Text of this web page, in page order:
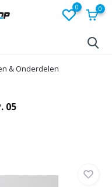
0 0
& Onderdelen
05